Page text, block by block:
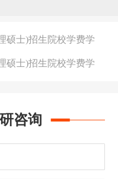
硕士)招生院校学费学
硕士)招生院校学费学
咨询